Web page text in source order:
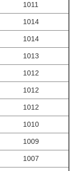
1011
1014
1014
1013
1012
1012
1012
1010
1009
1007